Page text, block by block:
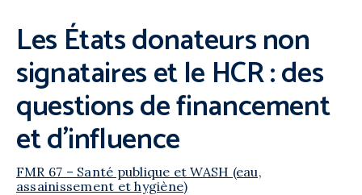
Les États donateurs non
signataires et le HCR : des
questions de financement
et d’influence
FMR 67 – Santé publique et WASH (eau,
assainissement et hygiène)